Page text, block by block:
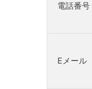
電話番号
Eメール